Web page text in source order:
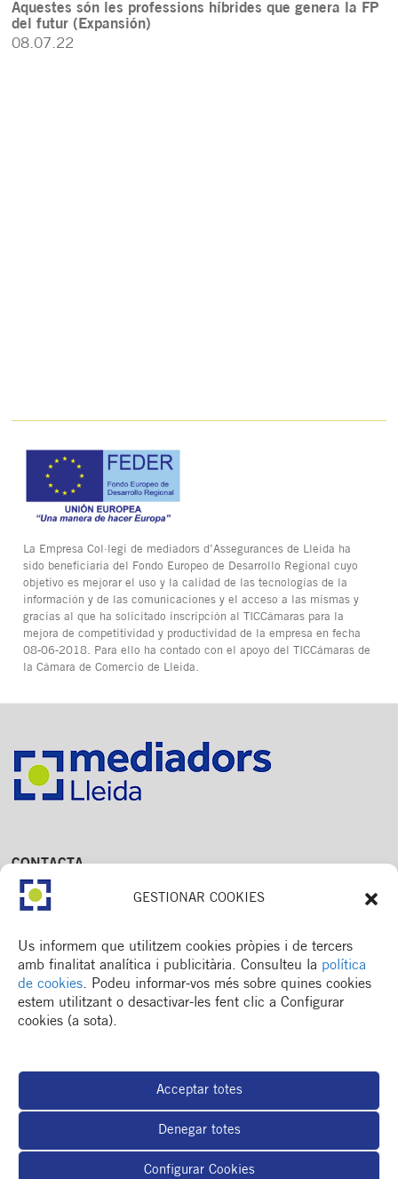
GESTIONAR COOKIES
Us informem que utilitzem cookies pròpies i de tercers
amb finalitat analítica i publicitària. Consulteu la política
de cookies. Podeu informar-vos més sobre quines cookies
estem utilitzant o desactivar-les fent clic a Configurar
cookies (a sota).
Acceptar totes
Denegar totes
Configurar Cookies
Aquestes són les professions híbrides que genera la FP
del futur (Expansión)
08.07.22
La Empresa Col·legi de mediadors d’Assegurances de Lleida ha
sido beneficiaria del Fondo Europeo de Desarrollo Regional cuyo
objetivo es mejorar el uso y la calidad de las tecnologías de la
información y de las comunicaciones y el acceso a las mismas y
gracias al que ha solicitado inscripción al TICCámaras para la
mejora de competitividad y productividad de la empresa en fecha
08-06-2018. Para ello ha contado con el apoyo del TICCámaras de
la Cámara de Comercio de Lleida.
CONTACTA
Av. Dr. Fleming, 15,
2n. 1a
T. 973 245 133
M. 672 018 236
Col·legi
Formació / esdeveniments
Actualitat
Borsa de treball